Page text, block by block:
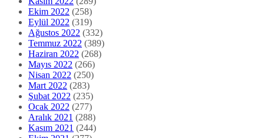
Ekim 2022 (258)
Eylül 2022 (319)
Ağustos 2022 (332)
Temmuz 2022 (389)
Haziran 2022 (268)
Mayıs 2022 (266)
Nisan 2022 (250)
Mart 2022 (283)
Şubat 2022 (235)
Ocak 2022 (277)
Aralık 2021 (288)
Kasım 2021 (244)